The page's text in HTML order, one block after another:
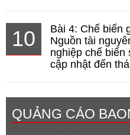
10
Bài 4: Chế biến
Nguồn tài
nghiệp chế
cập nhật đến
QUẢNG CÁO